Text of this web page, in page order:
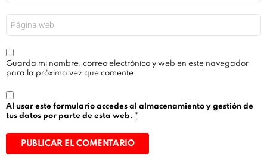
*
Guarda mi nombre, correo electrónico y web en este navegador
para la próxima vez que comente.
Al usar este formulario accedes al almacenamiento y gestión de
tus datos por parte de esta web. *